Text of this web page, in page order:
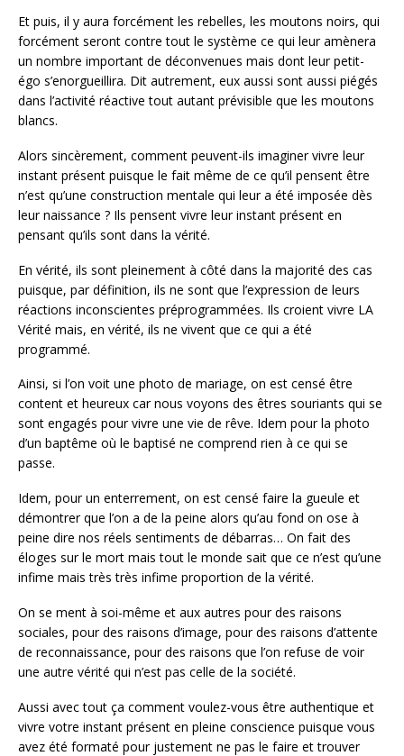
Et puis, il y aura forcément les rebelles, les moutons noirs, qui
forcément seront contre tout le système ce qui leur amènera
un nombre important de déconvenues mais dont leur petit-
égo s’enorgueillira. Dit autrement, eux aussi sont aussi piégés
dans l’activité réactive tout autant prévisible que les moutons
blancs.
Alors sincèrement, comment peuvent-ils imaginer vivre leur
instant présent puisque le fait même de ce qu’il pensent être
n’est qu’une construction mentale qui leur a été imposée dès
leur naissance ? Ils pensent vivre leur instant présent en
pensant qu’ils sont dans la vérité.
En vérité, ils sont pleinement à côté dans la majorité des cas
puisque, par définition, ils ne sont que l’expression de leurs
réactions inconscientes préprogrammées. Ils croient vivre LA
Vérité mais, en vérité, ils ne vivent que ce qui a été
programmé.
Ainsi, si l’on voit une photo de mariage, on est censé être
content et heureux car nous voyons des êtres souriants qui se
sont engagés pour vivre une vie de rêve. Idem pour la photo
d’un baptême où le baptisé ne comprend rien à ce qui se
passe.
Idem, pour un enterrement, on est censé faire la gueule et
démontrer que l’on a de la peine alors qu’au fond on ose à
peine dire nos réels sentiments de débarras… On fait des
éloges sur le mort mais tout le monde sait que ce n’est qu’une
infime mais très très infime proportion de la vérité.
On se ment à soi-même et aux autres pour des raisons
sociales, pour des raisons d’image, pour des raisons d’attente
de reconnaissance, pour des raisons que l’on refuse de voir
une autre vérité qui n’est pas celle de la société.
Aussi avec tout ça comment voulez-vous être authentique et
vivre votre instant présent en pleine conscience puisque vous
avez été formaté pour justement ne pas le faire et trouver